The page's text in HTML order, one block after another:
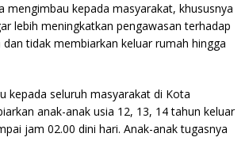
mengimbau kepada masyarakat, khususnya
lebih meningkatkan pengawasan terhadap
tidak membiarkan keluar rumah hingga
kepada seluruh masyarakat di Kota
anak-anak usia 12, 13, 14 tahun keluar
jam 02.00 dini hari. Anak-anak tugasnya